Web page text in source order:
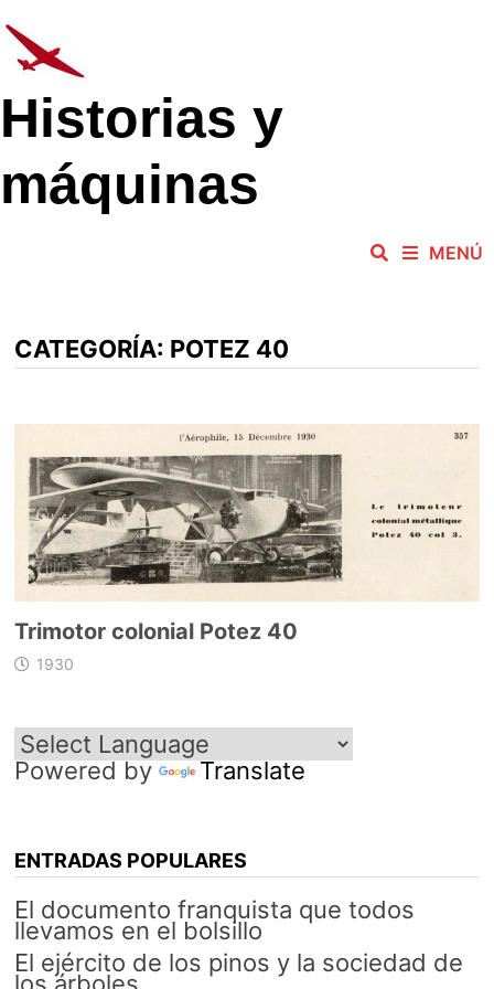
al
contenido
Historias y
máquinas
MENÚ
CATEGORÍA: POTEZ 40
Trimotor colonial Potez 40
1930
Powered by Translate
ENTRADAS POPULARES
El documento franquista que todos
llevamos en el bolsillo
El ejército de los pinos y la sociedad de